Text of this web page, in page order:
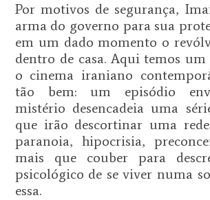
Por motivos de segurança,
arma do governo para sua
em um dado momento o
dentro de casa. Aqui temos
o cinema iraniano
tão bem: um episódio
mistério desencadeia uma
que irão descortinar uma
paranoia, hipocrisia,
mais que couber para
psicológico de se viver numa
essa.